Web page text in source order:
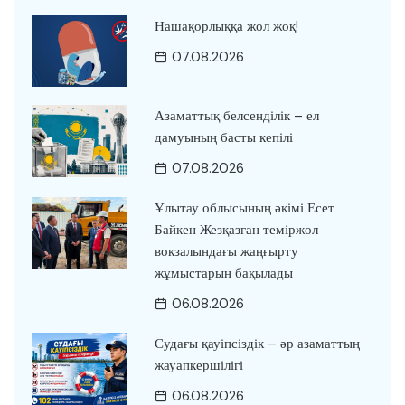
Нашақорлыққа жол жоқ!
07.08.2026
Азаматтық белсенділік – ел
дамуының басты кепілі
07.08.2026
Ұлытау облысының әкімі Есет
Байкен Жезқазған теміржол
вокзалындағы жаңғырту
жұмыстарын бақылады
06.08.2026
Судағы қауіпсіздік – әр азаматтың
жауапкершілігі
06.08.2026